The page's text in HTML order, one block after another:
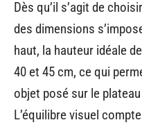
Dès qu’il s’agit de
des dimensions
haut, la hauteur idéale
40 et 45 cm, ce qui
objet posé sur le
L’équilibre visuel